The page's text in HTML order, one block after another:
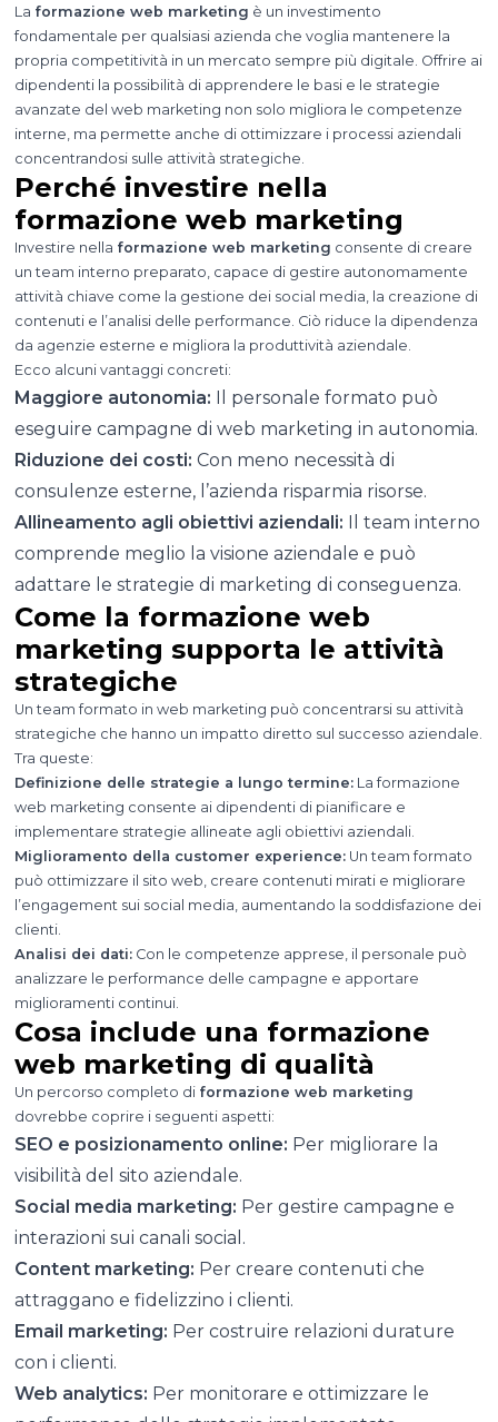
La formazione web marketing è un investimento
fondamentale per qualsiasi azienda che voglia mantenere la
propria competitività in un mercato sempre più digitale. Offrire ai
dipendenti la possibilità di apprendere le basi e le strategie
avanzate del web marketing non solo migliora le competenze
interne, ma permette anche di ottimizzare i processi aziendali
concentrandosi sulle attività strategiche.
Perché investire nella
formazione web marketing
Investire nella formazione web marketing consente di creare
un team interno preparato, capace di gestire autonomamente
attività chiave come la gestione dei social media, la creazione di
contenuti e l’analisi delle performance. Ciò riduce la dipendenza
da agenzie esterne e migliora la produttività aziendale.
Ecco alcuni vantaggi concreti:
Maggiore autonomia: Il personale formato può
eseguire campagne di web marketing in autonomia.
Riduzione dei costi: Con meno necessità di
consulenze esterne, l’azienda risparmia risorse.
Allineamento agli obiettivi aziendali: Il team interno
comprende meglio la visione aziendale e può
adattare le strategie di marketing di conseguenza.
Come la formazione web
marketing supporta le attività
strategiche
Un team formato in web marketing può concentrarsi su attività
strategiche che hanno un impatto diretto sul successo aziendale.
Tra queste:
Definizione delle strategie a lungo termine:La formazione
web marketing consente ai dipendenti di pianificare e
implementare strategie allineate agli obiettivi aziendali.
Miglioramento della customer experience:Un team formato
può ottimizzare il sito web, creare contenuti mirati e migliorare
l’engagement sui social media, aumentando la soddisfazione dei
clienti.
Analisi dei dati:Con le competenze apprese, il personale può
analizzare le performance delle campagne e apportare
miglioramenti continui.
Cosa include una formazione
web marketing di qualità
Un percorso completo di formazione web marketing
dovrebbe coprire i seguenti aspetti:
SEO e posizionamento online: Per migliorare la
visibilità del sito aziendale.
Social media marketing: Per gestire campagne e
interazioni sui canali social.
Content marketing: Per creare contenuti che
attraggano e fidelizzino i clienti.
Email marketing: Per costruire relazioni durature
con i clienti.
Web analytics: Per monitorare e ottimizzare le